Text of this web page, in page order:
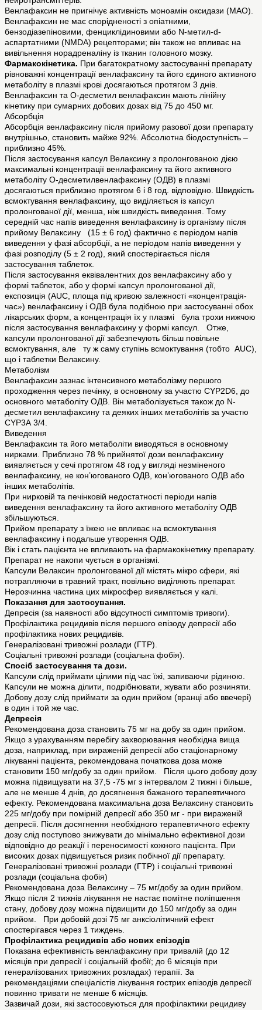
Венлафаксин не пригнічує активність моноамін оксидази (МАО).
Венлафаксин не має спорідненості з опіатними,
бензодіазепіновими, фенциклідиновими або N-метил-d-
аспартатними (NMDA) рецепторами; він також не впливає на
вивільнення норадреналіну із тканин головного мозку.
Фармакокінетика. При багатократному застосуванні препарату
рівноважні концентрації венлафаксину та його єдиного активного
метаболіту в плазмі крові досягаються протягом 3 днів.
Венлафаксин та О-десметил венлафаксин мають лінійну
кінетику при сумарних добових дозах від 75 до 450 мг.
Абсорбція
Абсорбція венлафаксину після прийому разової дози препарату
внутрішньо, становить майже 92%. Абсолютна біодоступність –
приблизно 45%.
Після застосування капсул Велаксину з пролонгованою дією
максимальні концентрації венлафаксину та його активного
метаболіту О-десметилвенлафаксину (ОДВ) в плазмі
досягаються приблизно протягом 6 і 8 год. відповідно. Швидкість
всмоктування венлафаксину, що виділяється із капсул
пролонгованої дії, менша, ніж швидкість виведення. Тому
середній час напів виведення венлафаксину із організму після
прийому Велаксину (15 ± 6 год) фактично є періодом напів
виведення у фазі абсорбції, а не періодом напів виведення у
фазі розподілу (5 ± 2 год), який спостерігається після
застосування таблеток.
Після застосування еквівалентних доз венлафаксину або у
формі таблеток, або у формі капсул пролонгованої дії,
експозиція (AUC, площа під кривою залежності «концентрація-
час») венлафаксину і ОДВ була подібною при застосуванні обох
лікарських форм, а концентрація їх у плазмі була трохи нижчою
після застосування венлафаксину у формі капсул. Отже,
капсули пролонгованої дії забезпечують більш повільне
всмоктування, але ту ж саму ступінь всмоктування (тобто AUC),
що і таблетки Велаксину.
Метаболізм
Венлафаксин зазнає інтенсивного метаболізму першого
проходження через печінку, в основному за участю CYP2D6, до
основного метаболіту ОДВ. Він метаболізується також до N-
десметил венлафаксину та деяких інших метаболітів за участю
CYP3А 3/4.
Виведення
Венлафаксин та його метаболіти виводяться в основному
нирками. Приблизно 78 % прийнятої дози венлафаксину
виявляється у сечі протягом 48 год у вигляді незміненого
венлафаксину, не кон’югованого ОДВ, кон’югованого ОДВ або
інших метаболітів.
При нирковій та печінковій недостатності періоди напів
виведення венлафаксину та його активного метаболіту ОДВ
збільшуються.
Прийом препарату з їжею не впливає на всмоктування
венлафаксину і подальше утворення ОДВ.
Вік і стать пацієнта не впливають на фармакокінетику препарату.
Препарат не накопи чується в організмі.
Капсули Велаксин пролонгованої дії містять мікро сфери, які
потрапляючи в травний тракт, повільно виділяють препарат.
Нерозчинна частина цих мікросфер виявляється у калі.
Показання для застосування.
Депресія (за наявності або відсутності симптомів тривоги).
Профілактика рецидивів після першого епізоду депресії або
профілактика нових рецидивів.
Генералізовані тривожні розлади (ГТР).
Соціальні тривожні розлади (соціальна фобія).
Спосіб застосування та дози.
Капсули слід приймати цілими під час їжі, запиваючи рідиною.
Капсули не можна ділити, подрібнювати, жувати або розчиняти.
Добову дозу слід приймати за один прийом (вранці або ввечері)
в один і той же час.
Депресія
Рекомендована доза становить 75 мг на добу за один прийом.
Якщо з урахуванням перебігу захворювання необхідна вища
доза, наприклад, при вираженій депресії або стаціонарному
лікуванні пацієнта, рекомендована початкова доза може
становити 150 мг/добу за один прийом. Після цього добову дозу
можна підвищувати на 37,5 -75 мг з інтервалом 2 тижні і більше,
але не менше 4 днів, до досягнення бажаного терапевтичного
ефекту. Рекомендована максимальна доза Велаксину становить
225 мг/добу при помірній депресії або 350 мг - при вираженій
депресії. Після досягнення необхідного терапевтичного ефекту
дозу слід поступово знижувати до мінімально ефективної дози
відповідно до реакції і переносимості кожного пацієнта. При
високих дозах підвищується ризик побічної дії препарату.
Генералізовані тривожні розлади (ГТР) і соціальні тривожні
розлади (соціальна фобія)
Рекомендована доза Велаксину – 75 мг/добу за один прийом.
Якщо після 2 тижнів лікування не настає помітне поліпшення
стану, добову дозу можна підвищити до 150 мг/добу за один
прийом. При добовій дозі 75 мг анксіолітичний ефект
спостерігався через 1 тиждень.
Профілактика рецидивів або нових епізодів
Показана ефективність венлафаксину при тривалій (до 12
місяців при депресії і соціальній фобії; до 6 місяців при
генералізованих тривожних розладах) терапії. За
рекомендаціями спеціалістів лікування гострих епізодів депресії
повинно тривати не менше 6 місяців.
Зазвичай дози, які застосовуються для профілактики рецидиву